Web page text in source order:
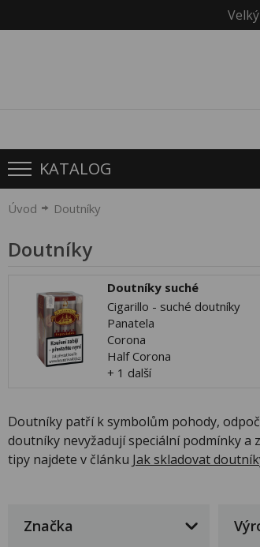
KATALOG
Úvod Doutníky
Doutníky
Doutníky suché
Cigarillo - suché doutníky
Panatela
Corona
Half Corona
+ 1 další
Doutníky patří k symbolům pohody,
doutníky nevyžadují speciální podmínky a
tipy najdete v článku Jak skladovat
Značka